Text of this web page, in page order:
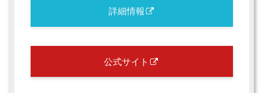
詳細情報
公式サイト